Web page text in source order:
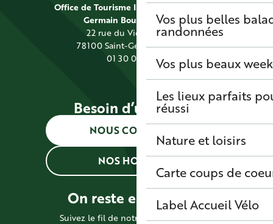
Vos plus belles
randonnées
Vos plus beaux
Les lieux parfaits
réussi
Nature et loisirs
Carte coups de
Label Accueil Vélo
Office de Tourisme Intercommunal Saint
Germain Boucles de Seine
22 rue du Vieil Abreuvoir
78100 Saint-Germain-en-Laye
01 30 09 39 89
Besoin d’une info ?
NOUS CONTACTER
NOS HORAIRES
On reste en contact !
Suivez le fil de notre actualité en vous